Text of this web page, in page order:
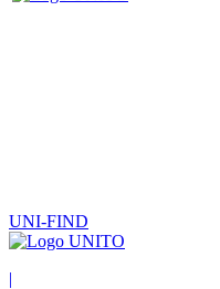
UNI-FIND
|